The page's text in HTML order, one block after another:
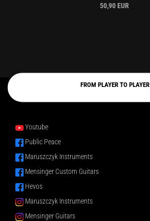
50,90 EUR
FROM PLAYER TO PLAYER
Youtube
Public Peace
Maruszczyk Instruments
Mensinger Custom Guitars
Hevos
Maruszczyk Instruments
Mensinger Guitars